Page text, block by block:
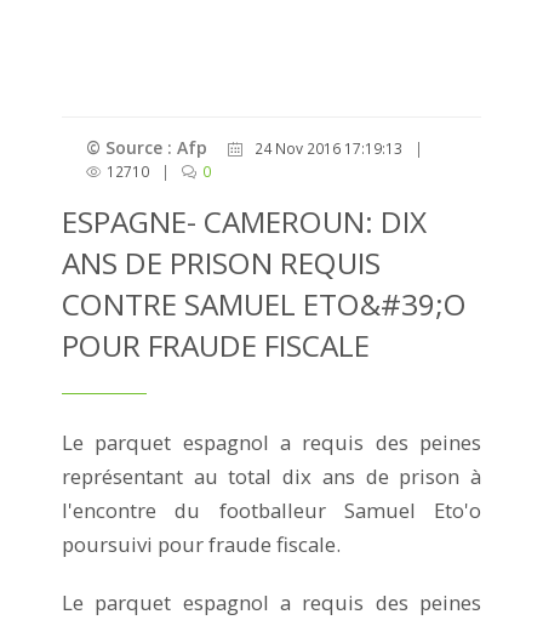
© Source : Afp 24 Nov 2016 17:19:13
|
12710
| 0
ESPAGNE- CAMEROUN: DIX
ANS DE PRISON REQUIS
CONTRE SAMUEL ETO&#39;O
POUR FRAUDE FISCALE
Le parquet espagnol a requis des peines
représentant au total dix ans de prison à
l'encontre du footballeur Samuel Eto'o
poursuivi pour fraude fiscale.
Le parquet espagnol a requis des peines